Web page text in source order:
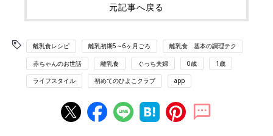
元記事へ戻る
離乳食レシピ 離乳初期5～6ヶ月ごろ 離乳食 基本の調理テク
赤ちゃんのお世話 離乳食 ぐっち夫婦 0歳 1歳
ライフスタイル 初めてのひよこクラブ app